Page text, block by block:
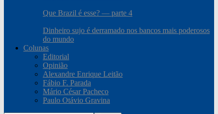
Que Brazil é esse? — parte 4
Dinheiro sujo é derramado nos bancos mais poderosos
do mundo
Colunas
Editorial
Opinião
Alexandre Enrique Leitão
Fábio F. Parada
Mário César Pacheco
Paulo Otávio Gravina